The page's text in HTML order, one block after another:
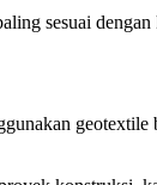
sesuai dengan